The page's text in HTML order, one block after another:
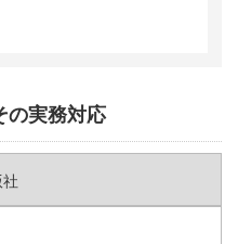
の実務対応
社